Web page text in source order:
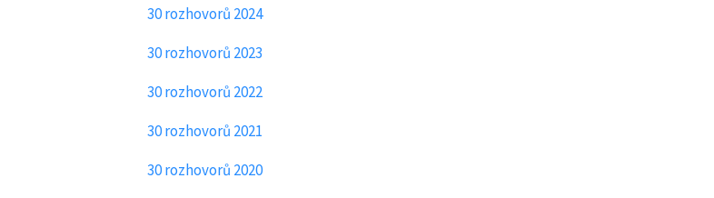
30 rozhovorů 2024
30 rozhovorů 2023
30 rozhovorů 2022
30 rozhovorů 2021
30 rozhovorů 2020